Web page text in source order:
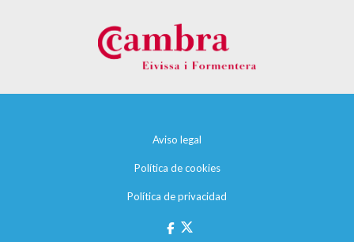
Aviso legal
Política de cookies
Política de privacidad